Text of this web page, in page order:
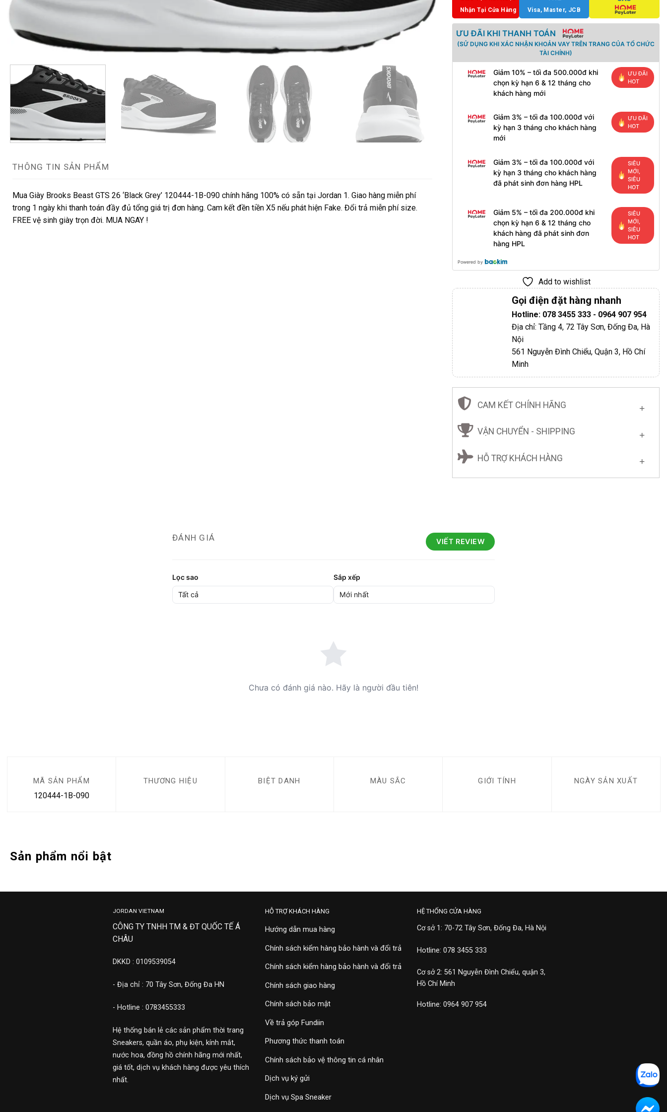
THÔNG TIN SẢN PHẨM
Mua Giày Brooks Beast GTS 26 ‘Black Grey’ 120444-1B-090 chính hãng 100% có sẵn tại Jordan 1. Giao hàng miễn phí
trong 1 ngày khi thanh toán đầy đủ tổng giá trị đơn hàng. Cam kết đền tiền X5 nếu phát hiện Fake. Đổi trả miễn phí size.
FREE vệ sinh giày trọn đời. MUA NGAY !
Nhận Tại Cửa Hàng
Visa, Master, JCB
ƯU ĐÃI KHI THANH TOÁN
(SỬ DỤNG KHI XÁC NHẬN KHOẢN VAY TRÊN TRANG CỦA TỔ CHỨC
TÀI CHÍNH)
Giảm 10% – tối đa 500.000đ khi
chọn kỳ hạn 6 & 12 tháng cho
khách hàng mới
ƯU ĐÃI
HOT
Giảm 3% – tối đa 100.000đ với
kỳ hạn 3 tháng cho khách hàng
mới
ƯU ĐÃI
HOT
Giảm 3% – tối đa 100.000đ với
kỳ hạn 3 tháng cho khách hàng
đã phát sinh đơn hàng HPL
SIÊU
MỚI,
SIÊU
HOT
Giảm 5% – tối đa 200.000đ khi
chọn kỳ hạn 6 & 12 tháng cho
khách hàng đã phát sinh đơn
hàng HPL
SIÊU
MỚI,
SIÊU
HOT
Powered by
Add to wishlist
Gọi điện đặt hàng nhanh
Hotline: 078 3455 333 - 0964 907 954
Địa chỉ: Tầng 4, 72 Tây Sơn, Đống Đa, Hà
Nội
561 Nguyễn Đình Chiểu, Quận 3, Hồ Chí
Minh
CAM KẾT CHÍNH HÃNG
VẬN CHUYỂN - SHIPPING
HỖ TRỢ KHÁCH HÀNG
ĐÁNH GIÁ VIẾT REVIEW
Lọc sao Sắp xếp
Chưa có đánh giá nào. Hãy là người đầu tiên!
MÃ SẢN PHẨM
120444-1B-090
THƯƠNG HIỆU BIỆT DANH MÀU SẮC GIỚI TÍNH NGÀY SẢN XUẤT
Sản phẩm nổi bật
JORDAN VIETNAM
CÔNG TY TNHH TM & ĐT QUỐC TẾ Á
CHÂU
DKKD : 0109539054
- Địa chỉ : 70 Tây Sơn, Đống Đa HN
- Hotline : 0783455333
Hệ thống bán lẻ các sản phẩm thời trang
Sneakers, quần áo, phụ kiện, kính mắt,
nước hoa, đồng hồ chính hãng mới nhất,
giá tốt, dịch vụ khách hàng được yêu thích
nhất.
HỖ TRỢ KHÁCH HÀNG
Hướng dẫn mua hàng
Chính sách kiểm hàng bảo hành và đổi trả
Chính sách kiểm hàng bảo hành và đổi trả
Chính sách giao hàng
Chính sách bảo mật
Về trả góp Fundiin
Phương thức thanh toán
Chính sách bảo vệ thông tin cá nhân
Dịch vụ ký gửi
Dịch vụ Spa Sneaker
HỆ THỐNG CỬA HÀNG
Cơ sở 1: 70-72 Tây Sơn, Đống Đa, Hà Nội
Hotline: 078 3455 333
Cơ sở 2: 561 Nguyễn Đình Chiểu, quận 3,
Hồ Chí Minh
Hotline: 0964 907 954